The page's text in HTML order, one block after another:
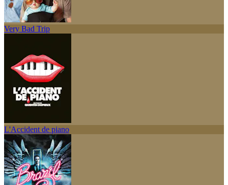
Very Bad Trip
L'Accident de piano